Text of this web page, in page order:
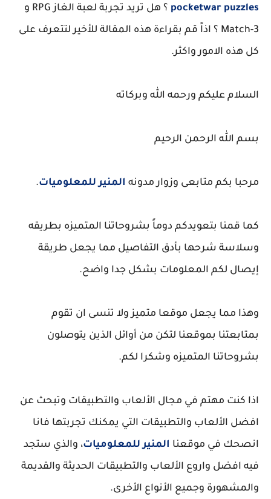
pocketwar puzzles
؟ هل تريد تجربة لعبة الغاز RPG و
Match-3 ؟ اذاً قم بقراءة هذه المقالة للأخير لتتعرف على
كل هذه الامور واكثر.
السلام عليكم ورحمه الله وبركاته
بسم الله الرحمن الرحيم
مرحبا بكم متابعى وزوار مدونه المنير للمعلوميات.
كما قمنا بتعويدكم دوماً بشروحاتنا المتميزه بطريقه
وسلاسة شرحها بأدق التفاصيل مما يجعل طريقة
إيصال لكم المعلومات بشكل جدا واضح.
وهذا مما يجعل موقعا متميز ولا تنسى ان تقوم
بمتابعتنا بموقعنا لتكن من أوائل الذين يتوصلون
بشروحاتنا المتميزه وشكرا لكم.
اذا كنت مهتم في مجال الألعاب والتطبيقات وتبحث عن
افضل الألعاب والتطبيقات التي يمكنك تجربتها فانا
انصحك في موقعنا المنير للمعلوميات، والذي ستجد
فيه افضل واروع الألعاب والتطبيقات الحديثة والقديمة
والمشهورة وجميع الأنواع الأخرى.